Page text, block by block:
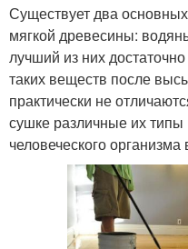
Существует два
мягкой древесины:
лучший из них
таких веществ после
практически не
сушке различные их
человеческого